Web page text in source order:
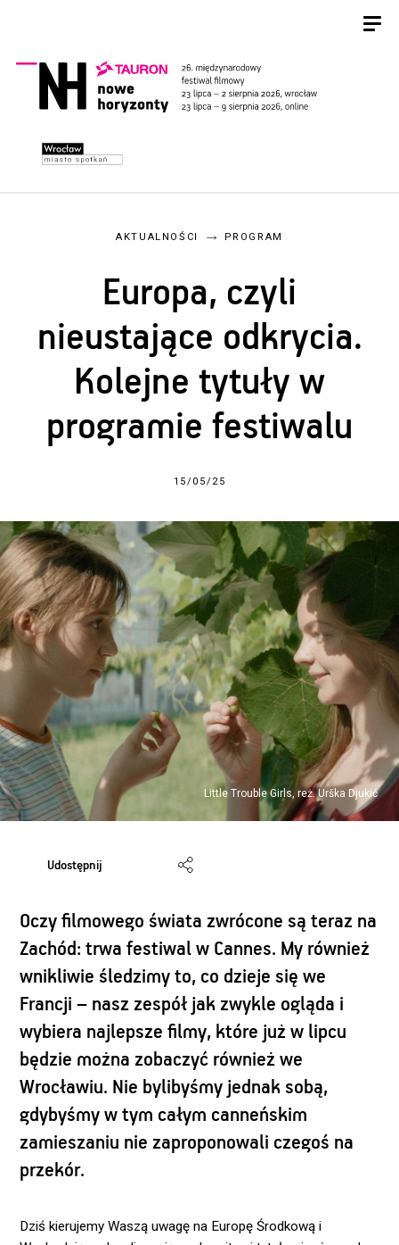
AKTUALNOŚCI PROGRAM
Europa, czyli
nieustające odkrycia.
Kolejne tytuły w
programie festiwalu
15/05/25
Little Trouble Girls, reż. Urška Djukić
Udostępnij
Oczy filmowego świata zwrócone są teraz na
Zachód: trwa festiwal w Cannes. My również
wnikliwie śledzimy to, co dzieje się we
Francji – nasz zespół jak zwykle ogląda i
wybiera najlepsze filmy, które już w lipcu
będzie można zobaczyć również we
Wrocławiu. Nie bylibyśmy jednak sobą,
gdybyśmy w tym całym canneńskim
zamieszaniu nie zaproponowali czegoś na
przekór.
Dziś kierujemy Waszą uwagę na Europę Środkową i